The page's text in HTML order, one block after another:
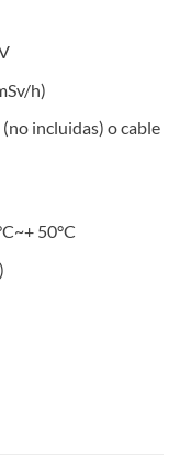
h)
incluidas) o cable
50°C